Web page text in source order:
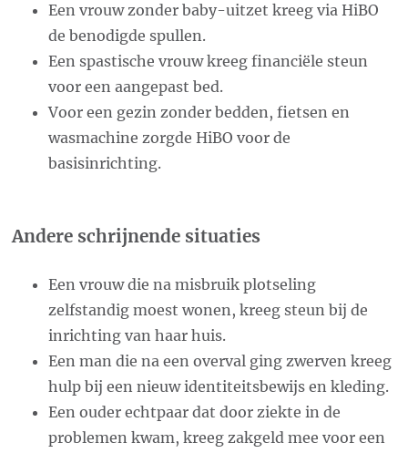
Een vrouw zonder baby-uitzet kreeg via HiBO
de benodigde spullen.
Een spastische vrouw kreeg financiële steun
voor een aangepast bed.
Voor een gezin zonder bedden, fietsen en
wasmachine zorgde HiBO voor de
basisinrichting.
Andere schrijnende situaties
Een vrouw die na misbruik plotseling
zelfstandig moest wonen, kreeg steun bij de
inrichting van haar huis.
Een man die na een overval ging zwerven kreeg
hulp bij een nieuw identiteitsbewijs en kleding.
Een ouder echtpaar dat door ziekte in de
problemen kwam, kreeg zakgeld mee voor een